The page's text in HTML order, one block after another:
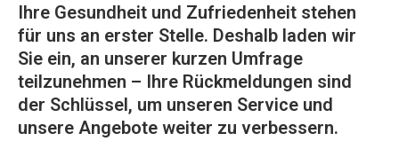
Ihre Gesundheit und Zufriedenheit stehen
für uns an erster Stelle. Deshalb laden wir
Sie ein, an unserer kurzen Umfrage
teilzunehmen – Ihre Rückmeldungen sind
der Schlüssel, um unseren Service und
unsere Angebote weiter zu verbessern.